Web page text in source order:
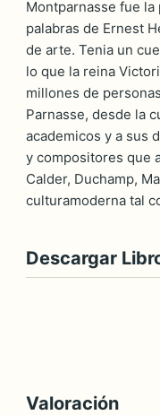
Montparnasse fue
palabras de Ernest
de arte. Tenia un
lo que la reina
millones de
Parnasse, desde la
academicos y a sus
y compositores que
Calder, Duchamp,
culturamoderna tal
Descargar
Valoración